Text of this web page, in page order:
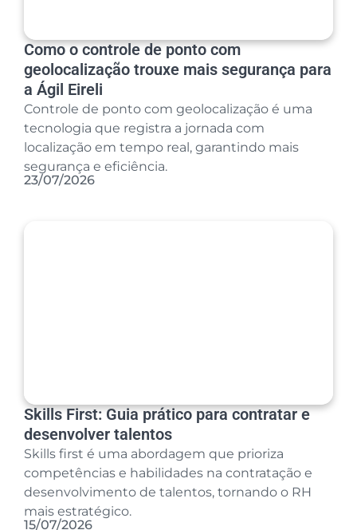
Como o controle de ponto com
geolocalização trouxe mais segurança para
a Ágil Eireli
Controle de ponto com geolocalização é uma
tecnologia que registra a jornada com
localização em tempo real, garantindo mais
segurança e eficiência.
23/07/2026
Skills First: Guia prático para contratar e
desenvolver talentos
Skills first é uma abordagem que prioriza
competências e habilidades na contratação e
desenvolvimento de talentos, tornando o RH
mais estratégico.
15/07/2026